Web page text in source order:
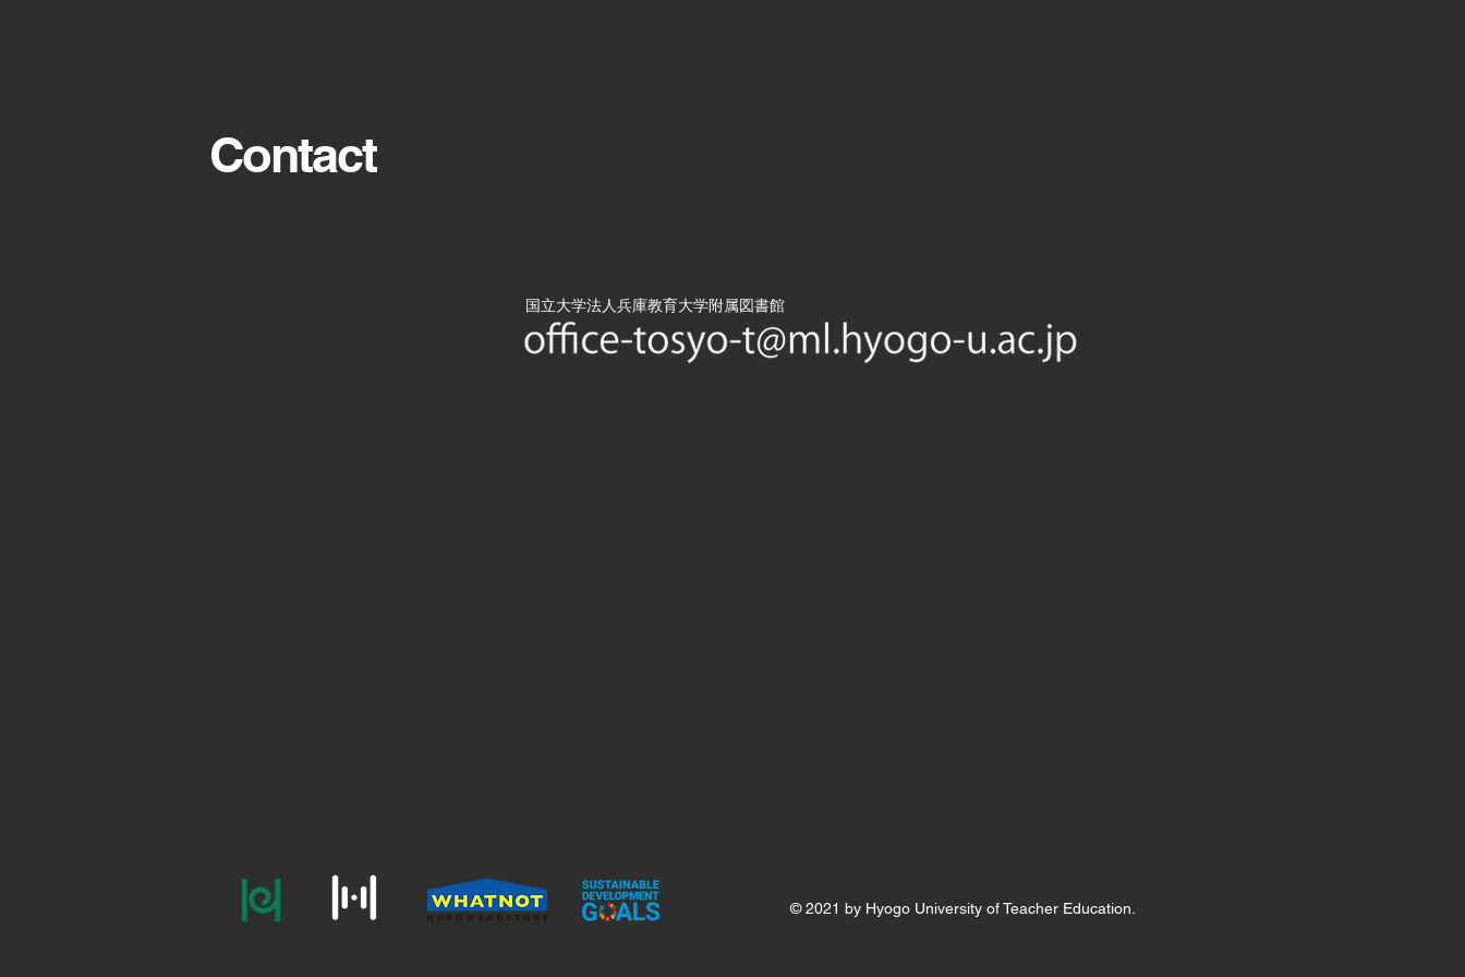
Contact
​国立大学法人兵庫教育大学附属図書館
© 2021 by Hyogo University of Teacher Education.